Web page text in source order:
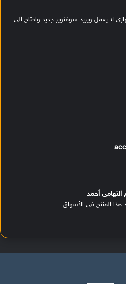
لا يعمل ويريد سوفتوير جديد واحتاج الى
أحمد
المنتج في الأسواق...